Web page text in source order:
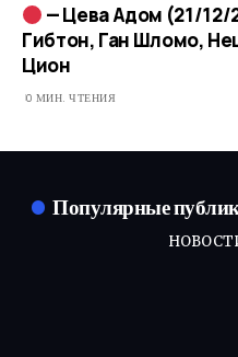
— Цева Адом (21/
Гибтон, Ган Шломо,
Цион
0 МИН. ЧТЕНИЯ
Популярные